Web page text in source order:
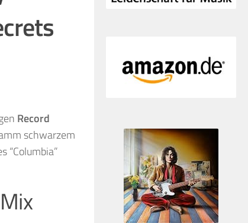
Record
schwarzem
“Columbia”